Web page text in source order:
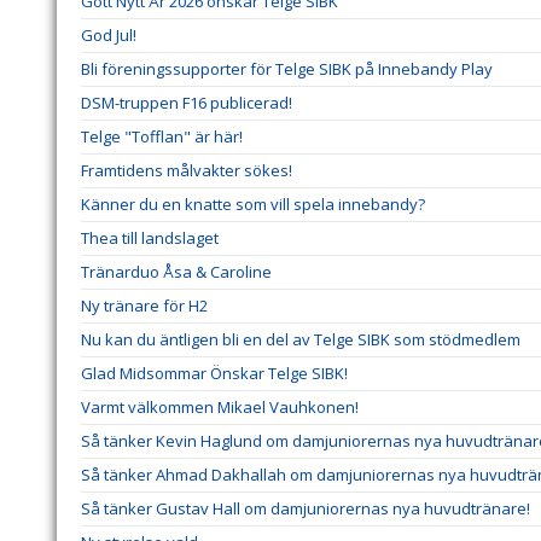
God Jul!
Bli föreningssupporter för Telge SIBK på Innebandy Play
DSM-truppen F16 publicerad!
Telge "Tofflan" är här!
Framtidens målvakter sökes!
Känner du en knatte som vill spela innebandy?
Thea till landslaget
Tränarduo Åsa & Caroline
Ny tränare för H2
Nu kan du äntligen bli en del av Telge SIBK som stödmedlem
Glad Midsommar Önskar Telge SIBK!
Varmt välkommen Mikael Vauhkonen!
Så tänker Kevin Haglund om damjuniorernas nya
Så tänker Ahmad Dakhallah om damjuniorernas nya
Så tänker Gustav Hall om damjuniorernas nya huvudtränare!